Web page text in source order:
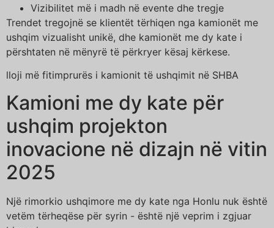
Vizibilitet më i madh në evente dhe tregje
Trendet tregojnë se klientët tërhiqen nga kamionët me
ushqim vizualisht unikë, dhe kamionët me dy kate i
përshtaten në mënyrë të përkryer kësaj kërkese.
lloji më fitimprurës i kamionit të ushqimit në SHBA
Kamioni me dy kate për
ushqim projekton
inovacione në dizajn në vitin
2025
Një rimorkio ushqimore me dy kate nga Honlu nuk është
vetëm tërheqëse për syrin - është një veprim i zgjuar